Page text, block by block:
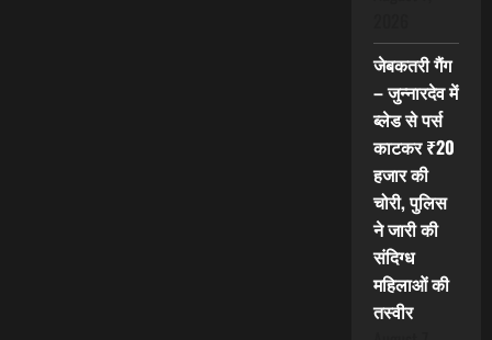
जेबकतरी गैंग
– जुन्नारदेव में
ब्लेड से पर्स
काटकर ₹20
हजार की
चोरी, पुलिस
ने जारी की
संदिग्ध
महिलाओं की
तस्वीर